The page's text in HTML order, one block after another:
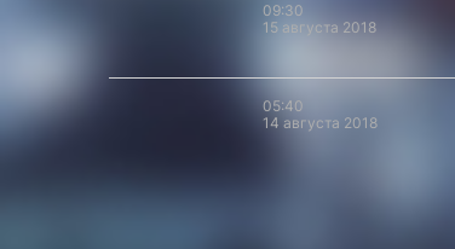
09:30
15 августа 2018
05:40
14 августа 2018